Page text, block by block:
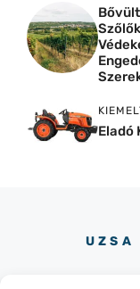
Eladó
UZSA